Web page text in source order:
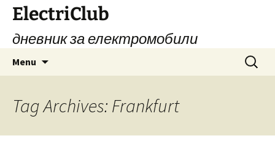
Skip
content
ElectriClub
дневник за електромобили
Menu
Search
for:
Tag Archives: Frankfurt